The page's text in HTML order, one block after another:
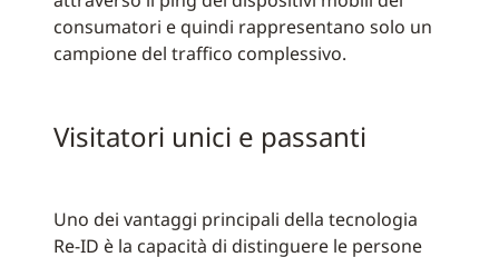
consumatori e quindi rappresentano solo un
campione del traffico complessivo.
Visitatori unici e passanti
Uno dei vantaggi principali della tecnologia
Re-ID è la capacità di distinguere le persone